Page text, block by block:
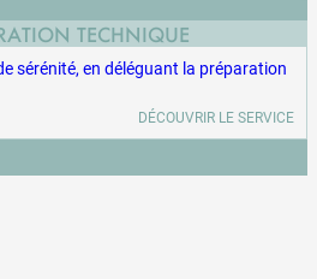
TECHNIQUE
sérénité, en déléguant la préparation
DÉCOUVRIR LE SERVICE